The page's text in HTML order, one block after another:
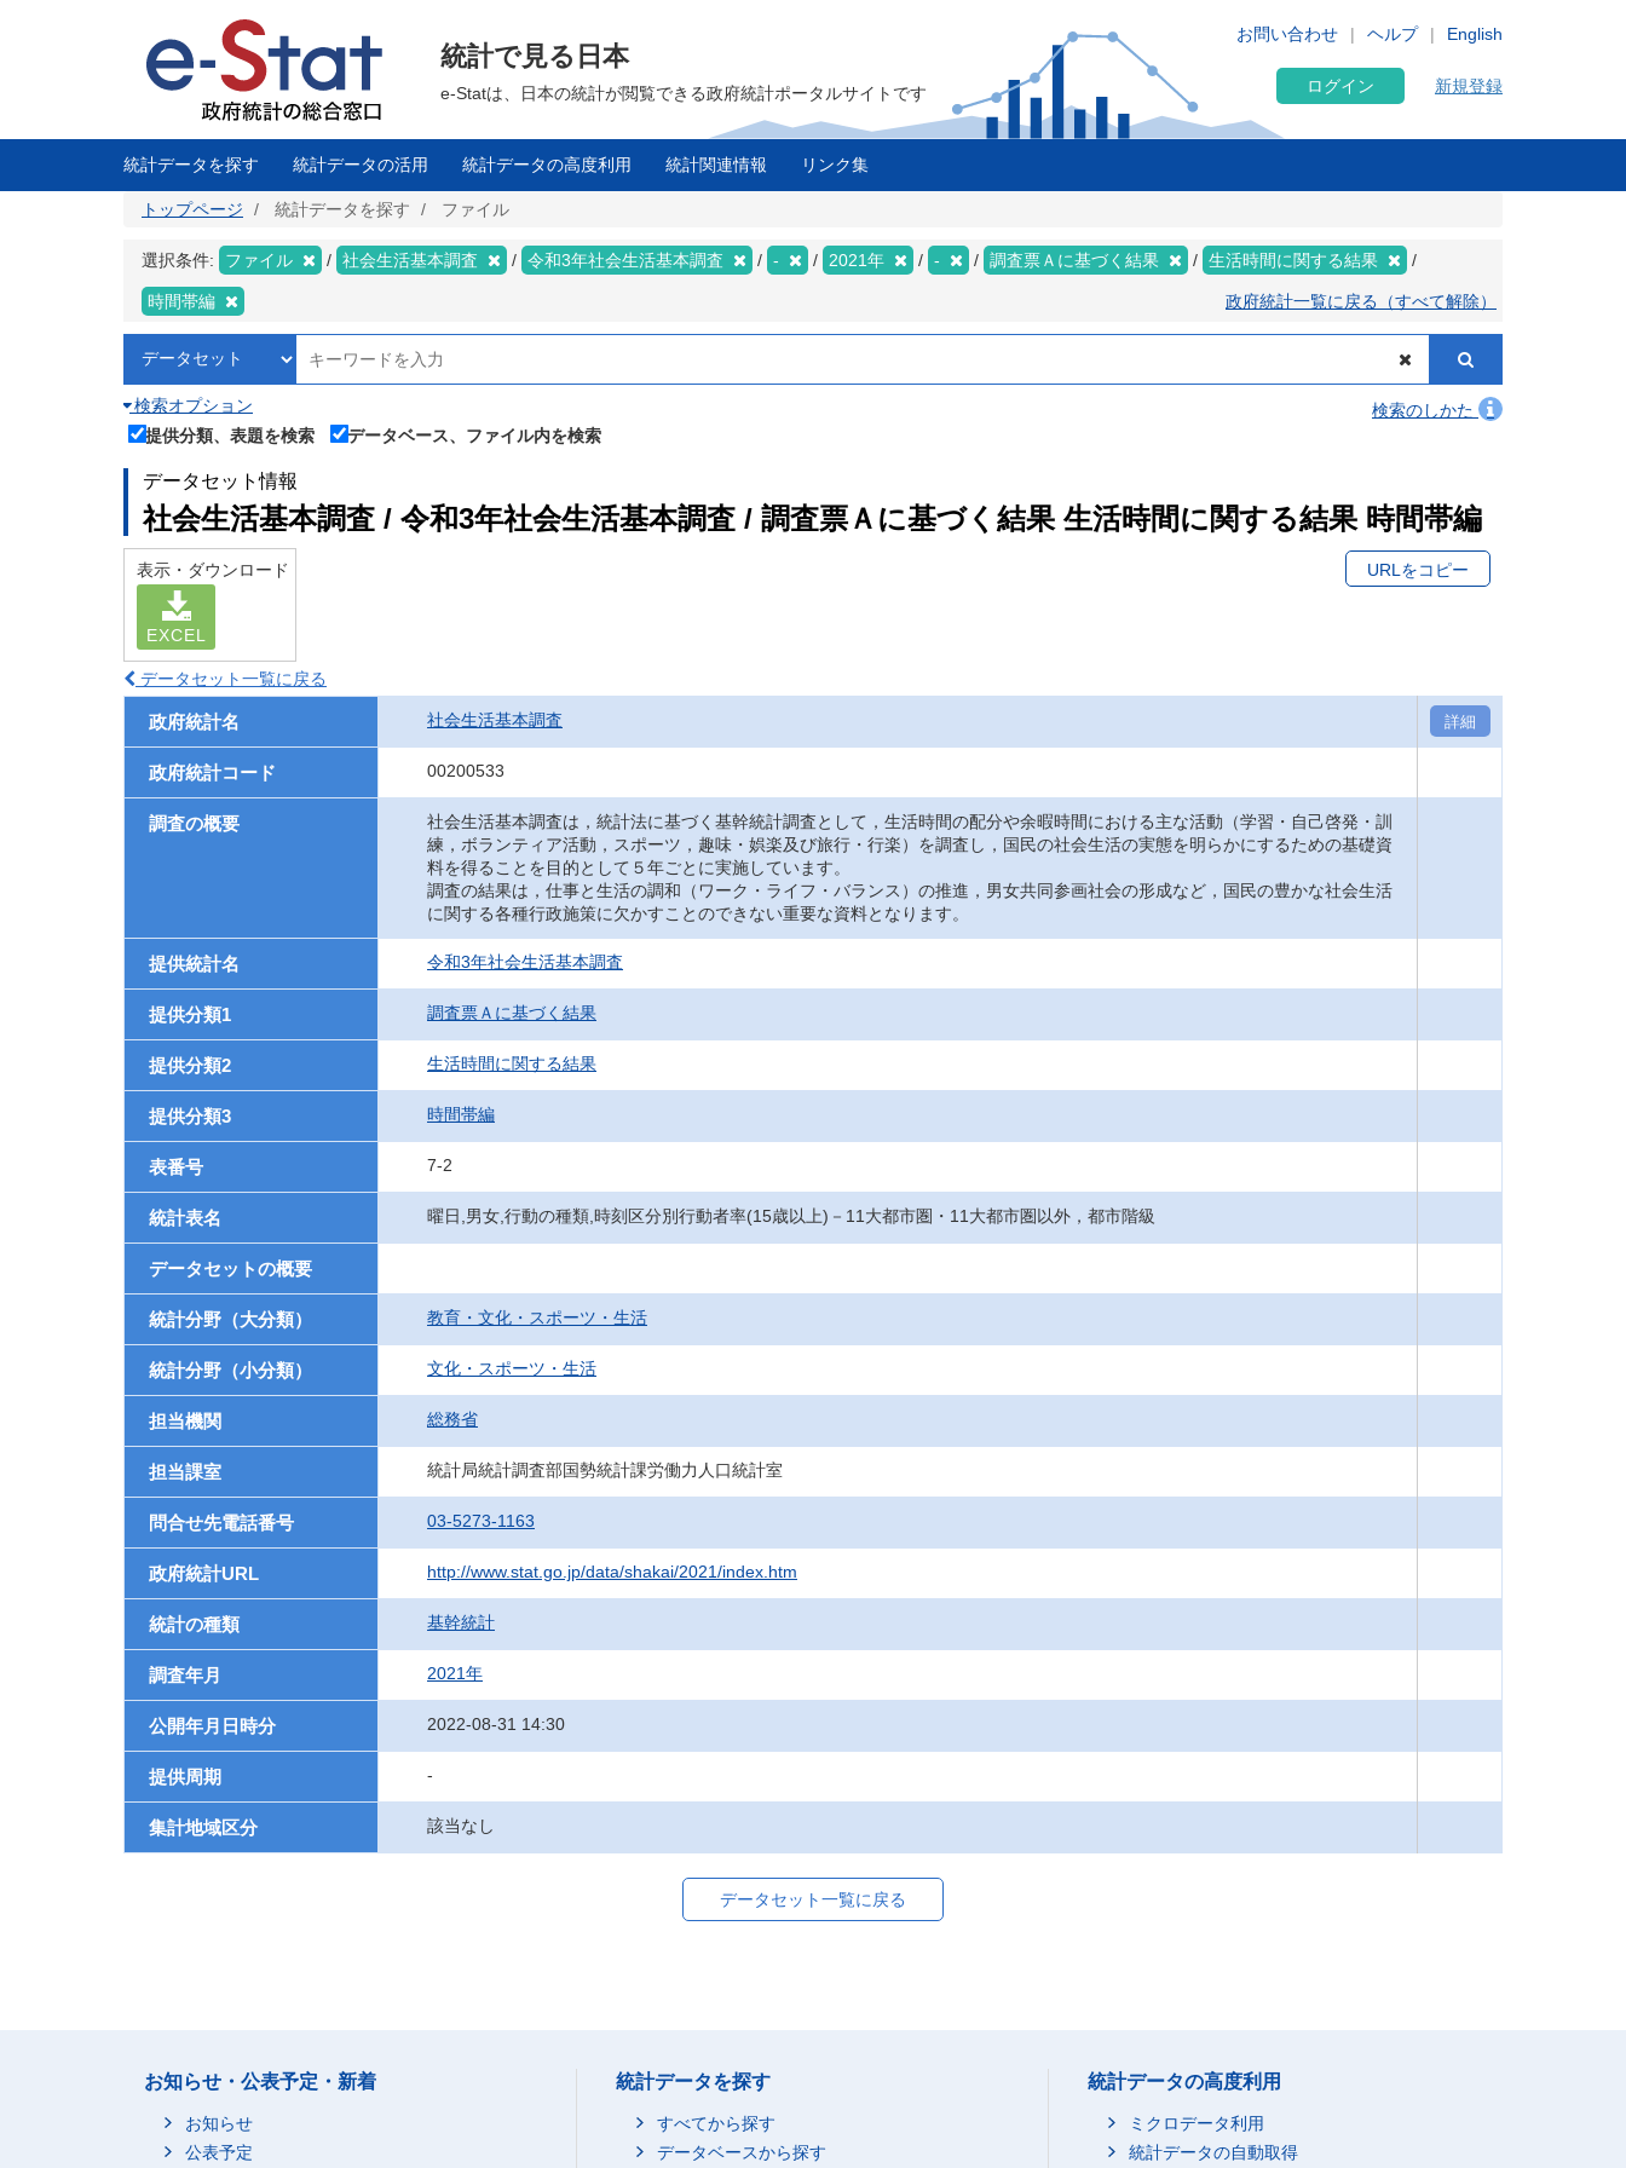
に
English
お問い合わせ ヘルプ
統計で見る日本
e-Statは、日本の統計が閲覧できる政府統計ポータルサイトです ログイン 新規登録
統計データを探す 統計データの活用 統計データの高度利用 統計関連情報 リンク集
トップページ 統計データを探す ファイル
選択条件: ファイル 社会生活基本調査 令和3年社会生活基本調査 - 2021年 - 調査票Ａに基づく結果 生活時間に関する結果
時間帯編 政府統計一覧に戻る（すべて解除）
検索オプション
検索のしかた
提供分類、表題を検索
データベース、ファイル内を検索
データセット情報
社会生活基本調査 / 令和3年社会生活基本調査 / 調査票Ａに基づく結果 生活時間に関する結果 時間帯編
表示・ダウンロード
EXCEL
URLをコピー
データセット一覧に戻る
政府統計名 社会生活基本調査 詳細
政府統計コード 00200533
調査の概要
社会生活基本調査は，統計法に基づく基幹統計調査として，生活時間の配分や余暇時間における主な活動（学習・自己啓発・訓
練，ボランティア活動，スポーツ，趣味・娯楽及び旅行・行楽）を調査し，国民の社会生活の実態を明らかにするための基礎資
料を得ることを目的として５年ごとに実施しています。
調査の結果は，仕事と生活の調和（ワーク・ライフ・バランス）の推進，男女共同参画社会の形成など，国民の豊かな社会生活
に関する各種行政施策に欠かすことのできない重要な資料となります。
提供統計名 令和3年社会生活基本調査
提供分類1 調査票Ａに基づく結果
提供分類2 生活時間に関する結果
提供分類3 時間帯編
表番号 7-2
統計表名 曜日,男女,行動の種類,時刻区分別行動者率(15歳以上)－11大都市圏・11大都市圏以外，都市階級
データセットの概要
統計分野（大分類） 教育・文化・スポーツ・生活
統計分野（小分類） 文化・スポーツ・生活
担当機関 総務省
担当課室 統計局統計調査部国勢統計課労働力人口統計室
問合せ先電話番号 03-5273-1163
政府統計URL http://www.stat.go.jp/data/shakai/2021/index.htm
統計の種類 基幹統計
調査年月 2021年
公開年月日時分 2022-08-31 14:30
提供周期 -
集計地域区分 該当なし
データセット一覧に戻る
お知らせ・公表予定・新着
お知らせ
公表予定
統計データを探す
すべてから探す
データベースから探す
統計データの高度利用
ミクロデータ利用
統計データの自動取得